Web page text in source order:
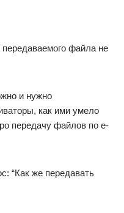
файла не
и нужно
как ими умело
передачу файлов по e-
“Как же передавать